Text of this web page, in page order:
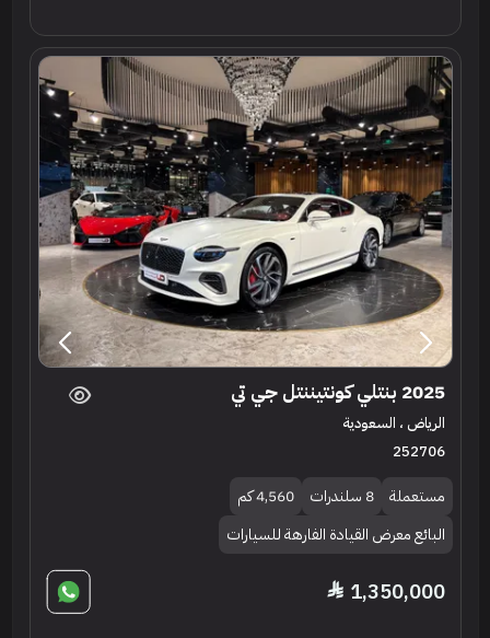
2025 بنتلي كونتيننتل جي تي
الرياض ، السعودية
252706
مستعملة 8 سلندرات
4,560 كم
البائع معرض القيادة الفارهة للسيارات
1,350,000